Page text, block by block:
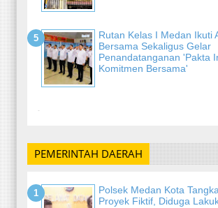
Rutan Kelas I Medan Ikuti
Bersama Sekaligus Gelar
Penandatanganan 'Pakta
Komitmen Bersama'
-
PEMERINTAH DAERAH
Polsek Medan Kota
Proyek Fiktif, Diduga